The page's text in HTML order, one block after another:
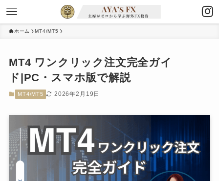
ホーム MT4/MT5
MT4 ワンクリック注文完全ガイ
ド|PC・スマホ版で解説
MT4/MT5 2026年2月19日